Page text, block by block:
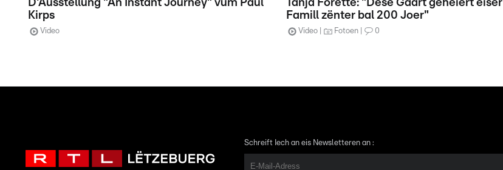
D'Ausstellung "An Instant Journey" vum Paul
Kirps
Video
Tanja Forette: "Dëse Gaart gehéiert eiser
Famill zënter bal 200 Joer"
Video Fotoen 0
Schreift Iech an eis Newsletteren an :